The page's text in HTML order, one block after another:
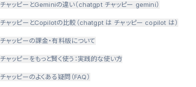
チャッピーとGeminiの違い（chatgpt チャッピー gemini）
チャッピーとCopilotの比較（chatgpt は チャッピー copilot は）
チャッピーの課金・有料版について
チャッピーをもっと賢く使う：実践的な使い方
チャッピーのよくある疑問（FAQ）